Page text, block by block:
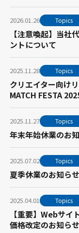
2026.01.26 Topics
【注意喚起】当社
ントについて
2025.11.28 Topics
クリエイター向け
MATCH FESTA
2025.11.27 Topics
年末年始休業のお
2025.07.02 Topics
夏季休業のお知らせ
2025.04.01 Topics
【重要】Webサ
価格改定のお知らせ